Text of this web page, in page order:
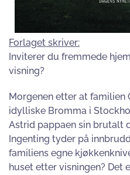
Forlaget skriver:
Inviterer du fremmede
visning?
Morgenen etter at familien
idylliske Bromma i
Astrid pappaen sin brutalt
Ingenting tyder på
familiens egne
huset etter visningen? Det